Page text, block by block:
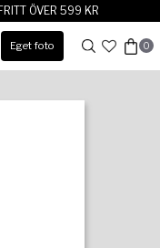
ÖVER 599 KR
Eget foto 0